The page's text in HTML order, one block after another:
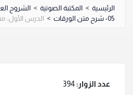
الرئيسية > المكتبة الصوتية > الشروح
05- شرح متن الورقات
> الدرس الأول:
عدد الزوار:394